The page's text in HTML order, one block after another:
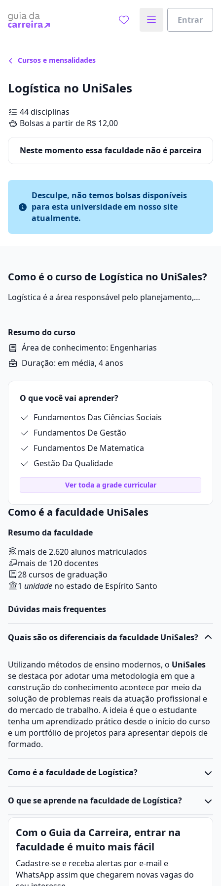
Entrar
Cursos e mensalidades
Logística no UniSales
44 disciplinas
Bolsas a partir de R$ 12,00
Neste momento essa faculdade não é parceira
Desculpe, não temos bolsas disponíveis
para esta universidade em nosso site
atualmente.
Como é o curso de Logística no UniSales?
Logística é a área responsável pelo planejamento,
ponto de consumo, garantindo que cheguem ao lugar
certo, na quantidade correta, no tempo adequado e
com o menor custo possível.
Resumo do curso
Área de conhecimento: Engenharias
Duração: em média, 4 anos
O que você vai aprender?
Fundamentos Das Ciências Sociais
Fundamentos De Gestão
Fundamentos De Matematica
Gestão Da Qualidade
Ver toda a grade curricular
Como é a faculdade UniSales
Resumo da faculdade
mais de 2.620 alunos matriculados
mais de 120 docentes
28 cursos de graduação
1 unidade no estado de Espírito Santo
Dúvidas mais frequentes
Quais são os diferenciais da faculdade UniSales?
Utilizando métodos de ensino modernos, o UniSales
se destaca por adotar uma metodologia em que a
construção do conhecimento acontece por meio da
solução de problemas reais da atuação profissional e
do mercado de trabalho. A ideia é que o estudante
tenha um aprendizado prático desde o início do curso
e um portfólio de projetos para apresentar depois de
formado.
Como é a faculdade de Logística?
O curso de Logísticaé voltado para formar
os processos de
distribuição de produtos e serviços. Ele pode ser
encontrado em níveltécnico,tecnológico
graduação (MBA ou especialização).
Estrutura do curso
O que se aprende na faculdade de Logística?
Logística é a área responsável pelo planejamento,
execução e controle eficiente do fluxo de produtos,
serviços e informações desde o ponto de origem até o
ponto de consumo, garantindo que cheguem ao lugar
certo, na quantidade correta, no tempo adequado e
Com o Guia da Carreira, entrar na
faculdade é muito mais fácil
Cadastre-se e receba alertas por e-mail e
WhatsApp assim que chegarem novas vagas do